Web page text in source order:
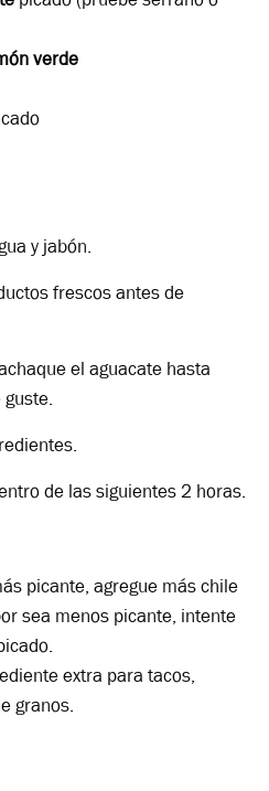
verde
y jabón.
frescos antes de
el aguacate hasta
de las siguientes 2 horas.
picante, agregue más chile
sea menos picante, intente
extra para tacos,
granos.